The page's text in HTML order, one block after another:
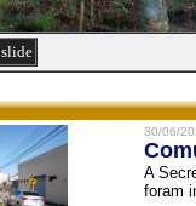
slide
30/06/
A
foram